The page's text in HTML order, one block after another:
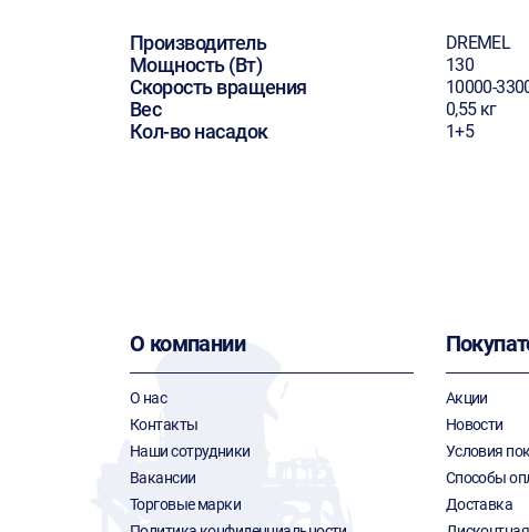
Производитель DREMEL
Мощность (Вт) 130
Скорость вращения 10000-
Вес 0,55 кг
Кол-во насадок 1+5
О компании
О нас
Контакты
Наши сотрудники
Вакансии
Торговые марки
Акции
Новости
Условия
Способы
Доставка